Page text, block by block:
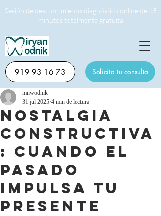
Solicita tu consulta
919 93 16 73
Sesión de descubrimiento diagnóstico online de 15
minutos totalmente gratuita
NOSTALGIA
CONSTRUCTIVA
: CUANDO EL
PASADO
IMPULSA TU
PRESENTE
mnwodnik
31 jul 2025 4 min de lectura